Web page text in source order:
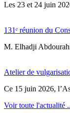
‎Les 23 et 24 juin
131ᵉ réunion du
M. Elhadji
Atelier de
Ce 15 juin 2026,
Voir toute l'actualité